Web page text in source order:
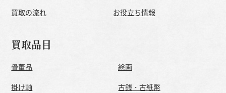
買取の流れ
お役立ち情報
買取品目
骨董品
絵画
掛け軸
古銭・古紙幣